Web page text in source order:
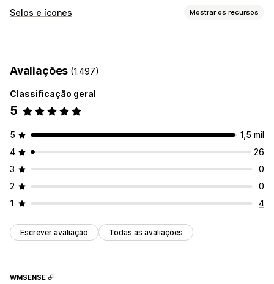
Tipo de banner
Posição do banner Animações
Selos e ícones Mostrar os recursos
Personalização
Planos de fundo
Bordas
Posição do ícone
Posicionamento automático Página do carrinho
Página inicial Páginas de produtos
Avaliações (1.497)
Classificação geral
5
5
1,5 mil
4
26
3
0
2
0
1
4
Escrever avaliação Todas as avaliações
WMSENSE